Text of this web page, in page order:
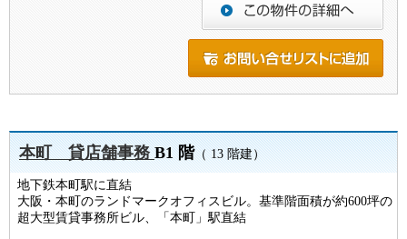
本町 貸店舗事務B1 階（ 13 階建）
地下鉄本町駅に直結
大阪・本町のランドマークオフィスビル。基準階面積が約600坪の
超大型賃貸事務所ビル、「本町」駅直結